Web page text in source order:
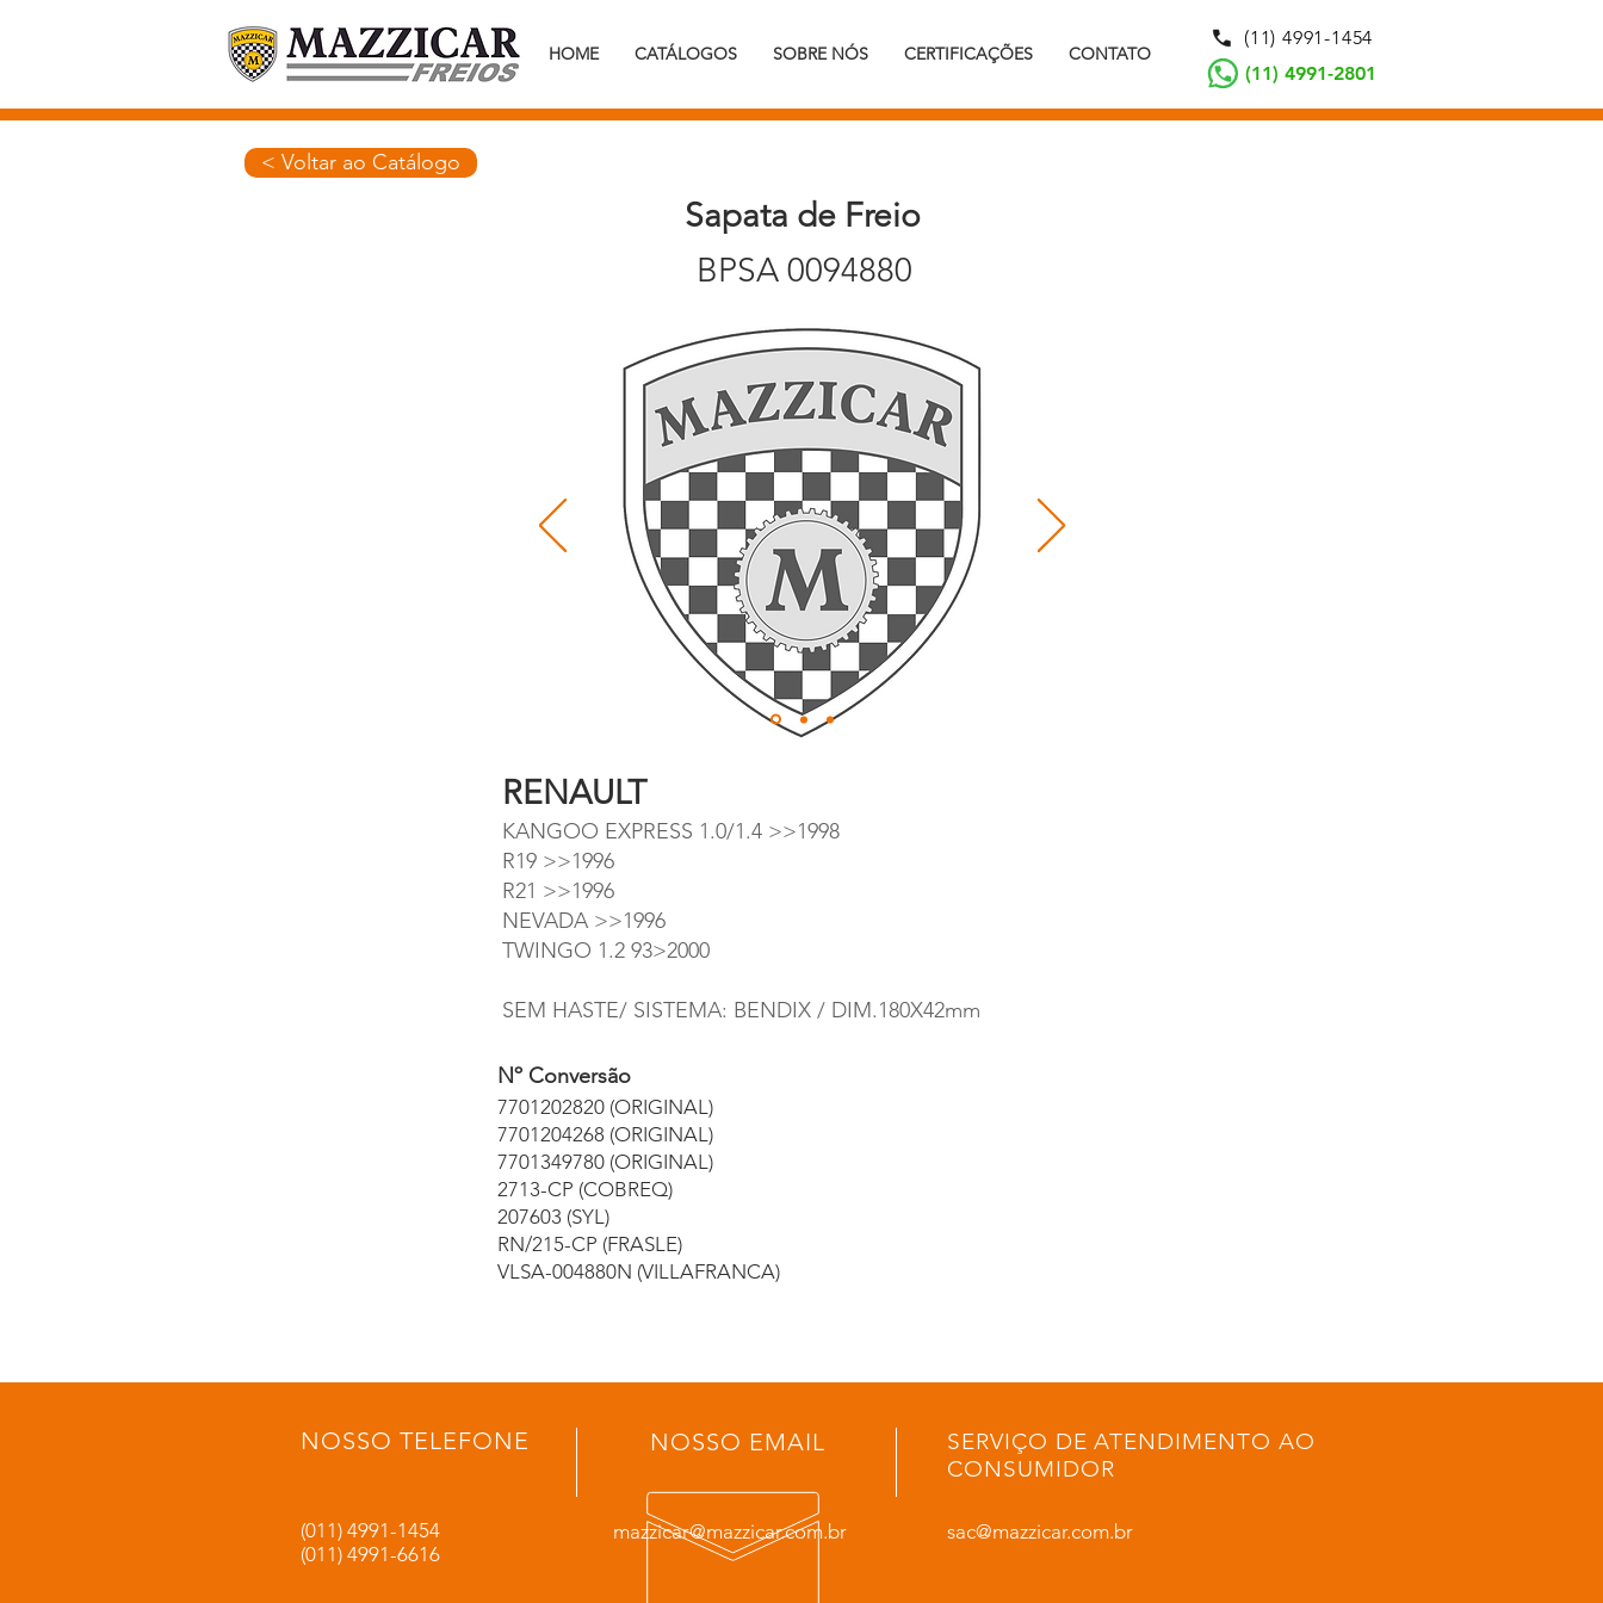
HOME CATÁLOGOS SOBRE NÓS CERTIFICAÇÕES CONTATO
(11) 4991-2801
(11) 4991-1454
< Voltar ao Catálogo
Sapata de Freio
BPSA 0094880
RENAULT
KANGOO EXPRESS 1.0/1.4 >>1998
R19 >>1996
R21 >>1996
NEVADA >>1996
TWINGO 1.2 93>2000
SEM HASTE/ SISTEMA: BENDIX / DIM.180X42mm
Nº Conversão
7701202820 (ORIGINAL)
7701204268 (ORIGINAL)
7701349780 (ORIGINAL)
2713-CP (COBREQ)
207603 (SYL)
RN/215-CP (FRASLE)
VLSA-004880N (VILLAFRANCA)
NOSSO TELEFONE NOSSO EMAIL
(011) 4991-1454
(011) 4991-6616
mazzicar@mazzicar.com.br
SERVIÇO DE ATENDIMENTO AO
CONSUMIDOR
sac@mazzicar.com.br